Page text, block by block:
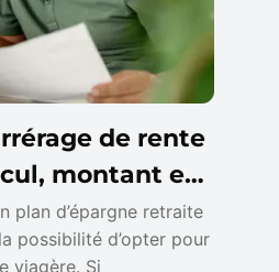
de rente
montant et
retraite
plan d’épargne retraite
possibilité d’opter pour
viagère. Si